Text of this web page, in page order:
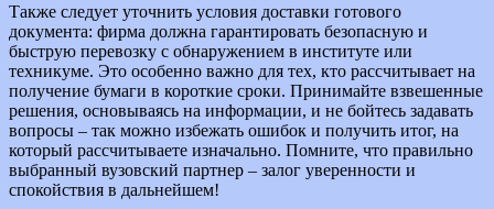
Также следует уточнить условия доставки готового
документа: фирма должна гарантировать безопасную и
быструю перевозку с обнаружением в институте или
техникуме. Это особенно важно для тех, кто рассчитывает на
получение бумаги в короткие сроки. Принимайте взвешенные
решения, основываясь на информации, и не бойтесь задавать
вопросы – так можно избежать ошибок и получить итог, на
который рассчитываете изначально. Помните, что правильно
выбранный вузовский партнер – залог уверенности и
спокойствия в дальнейшем!